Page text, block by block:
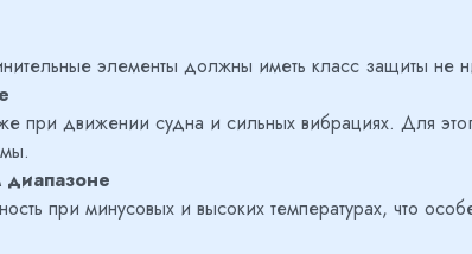
элементы должны иметь класс защиты не
при движении судна и сильных вибрациях. Для
диапазоне
при минусовых и высоких температурах, что